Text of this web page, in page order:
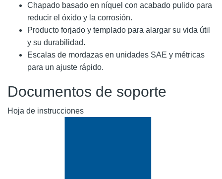
Chapado basado en níquel con acabado pulido para
reducir el óxido y la corrosión.
Producto forjado y templado para alargar su vida útil
y su durabilidad.
Escalas de mordazas en unidades SAE y métricas
para un ajuste rápido.
Documentos de soporte
Hoja de instrucciones